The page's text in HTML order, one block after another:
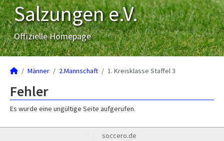
Salzungen e.V.
Offizielle Homepage
Männer 2.Mannschaft 1. Kreisklasse Staffel 3
Fehler
Es wurde eine ungültige Seite aufgerufen.
soccero.de